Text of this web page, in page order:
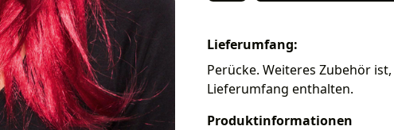
Lieferumfang:
Perücke. Weiteres Zubehör
Lieferumfang enthalten.
Produktinformationen